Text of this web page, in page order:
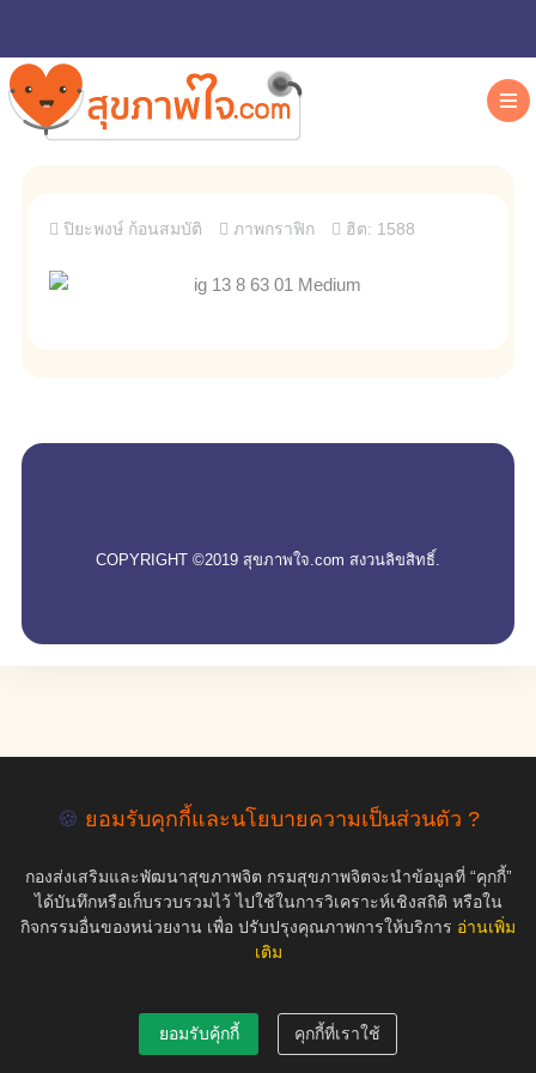
ปิยะพงษ์ ก้อนสมบัติ ภาพกราฟิก ฮิต: 1588
COPYRIGHT ©2019 สุขภาพใจ.com สงวนลิขสิทธิ์.
🍪 ยอมรับคุกกี้และนโยบายความเป็นส่วนตัว ?
กองส่งเสริมและพัฒนาสุขภาพจิต กรมสุขภาพจิตจะนำข้อมูลที่ “คุกกี้”
ได้บันทึกหรือเก็บรวบรวมไว้ ไปใช้ในการวิเคราะห์เชิงสถิติ หรือใน
กิจกรรมอื่นของหน่วยงาน เพื่อ ปรับปรุงคุณภาพการให้บริการ อ่านเพิ่ม
เติม
ยอมรับคุ้กกี้ คุกกี้ที่เราใช้